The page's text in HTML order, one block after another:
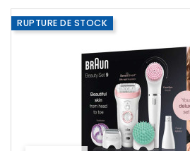
RUPTURE DE STOCK